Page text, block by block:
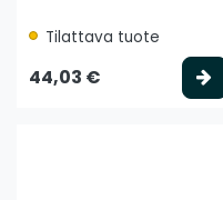
Tilattava tuote
44,03 €